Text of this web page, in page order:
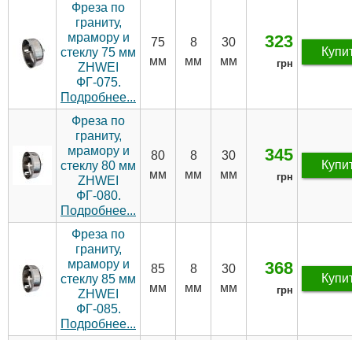
Фреза по
граниту,
мрамору и
стеклу 75 мм
ZHWEI
ФГ-075.
Подробнее...
75
мм
8
мм
30
мм
323
грн
Фреза по
граниту,
мрамору и
стеклу 80 мм
ZHWEI
ФГ-080.
Подробнее...
80
мм
8
мм
30
мм
345
грн
Фреза по
граниту,
мрамору и
стеклу 85 мм
ZHWEI
ФГ-085.
Подробнее...
85
мм
8
мм
30
мм
368
грн